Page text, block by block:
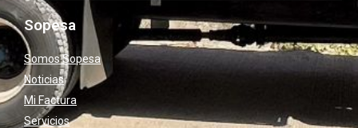
Sopesa
Somos Sopesa
Noticias
Mi Factura
Servicios